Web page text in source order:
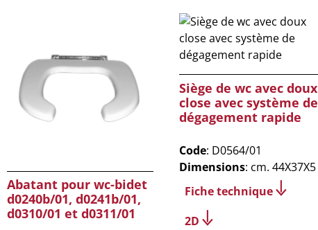
Abatant pour wc-bidet
d0240b/01, d0241b/01,
d0310/01 et d0311/01
Siège de wc avec doux
close avec système de
dégagement rapide
Code: D0564/01
Dimensions: cm. 44X37X5
Fiche technique
2D